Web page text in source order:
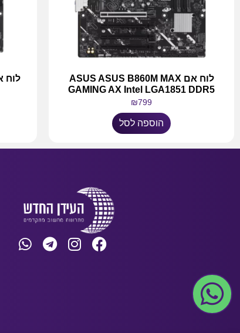
לוח אם ASUS ASUS B860M MAX
GAMING AX Intel LGA1851 DDR5
₪799
הוספה לסל